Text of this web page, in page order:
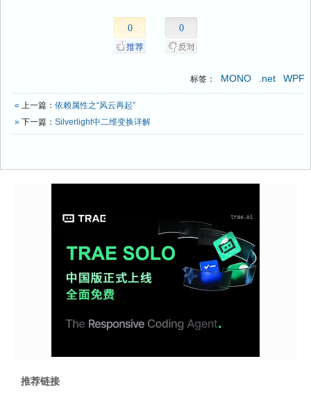
//注册只读依赖属性，暂未实现
DependencyPropertyKey
RegisterAttachedReadOnly(string
name, Type propertyType, Type
                                          PropertyMetadata defaultMetadata)
191:
throw new
NotImplementedException("RegisterAttachedReadOnly(string name,
Type propertyType, Type ownerType, PropertyMetadata
defaultMetadata)"
195:
public static DependencyPropertyKey
RegisterAttachedReadOnly(string name, Type propertyType, Type
                                          ValidateValueCallback
throw new
NotImplementedException( "RegisterAttachedReadOnly(string name,
Type propertyType, Type ownerType, PropertyMetadata
defaultMetadata, ValidateValueCallback validateValueCallback)"
         }
//注册只读依赖属性（参数：依赖属性名、依赖属性的Type、拥
有者的Type、元数据）
206:
0 0
标签： MONO .net WPF
« 上一篇： 依赖属性之“风云再起”
» 下一篇： Silverlight中二维变换详解
推荐链接